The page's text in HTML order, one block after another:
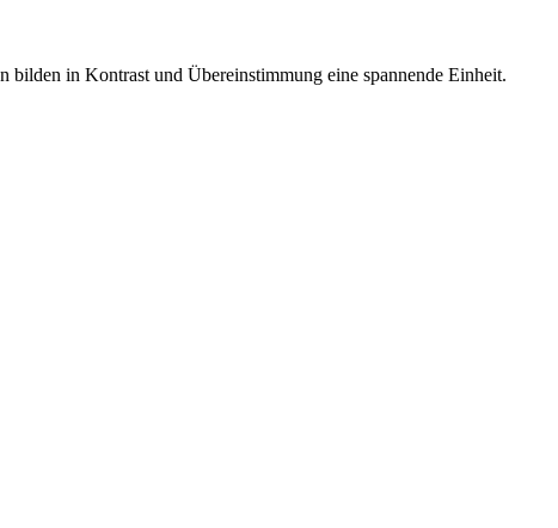
in Kontrast und Übereinstimmung eine spannende Einheit.